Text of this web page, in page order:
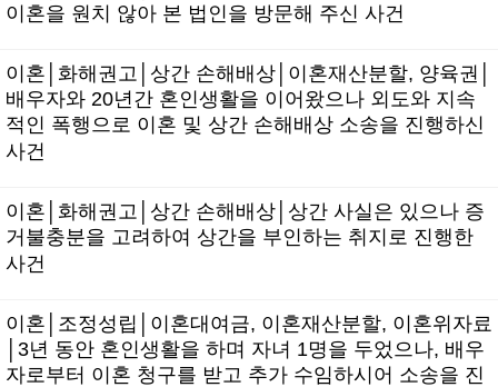
이혼을 원치 않아 본 법인을 방문해 주신 사건
이혼│화해권고│상간 손해배상│이혼재산분할, 양육권│
배우자와 20년간 혼인생활을 이어왔으나 외도와 지속
적인 폭행으로 이혼 및 상간 손해배상 소송을 진행하신
사건
이혼│화해권고│상간 손해배상│상간 사실은 있으나 증
거불충분을 고려하여 상간을 부인하는 취지로 진행한
사건
이혼│조정성립│이혼대여금, 이혼재산분할, 이혼위자료
│3년 동안 혼인생활을 하며 자녀 1명을 두었으나, 배우
자로부터 이혼 청구를 받고 추가 수임하시어 소송을 진